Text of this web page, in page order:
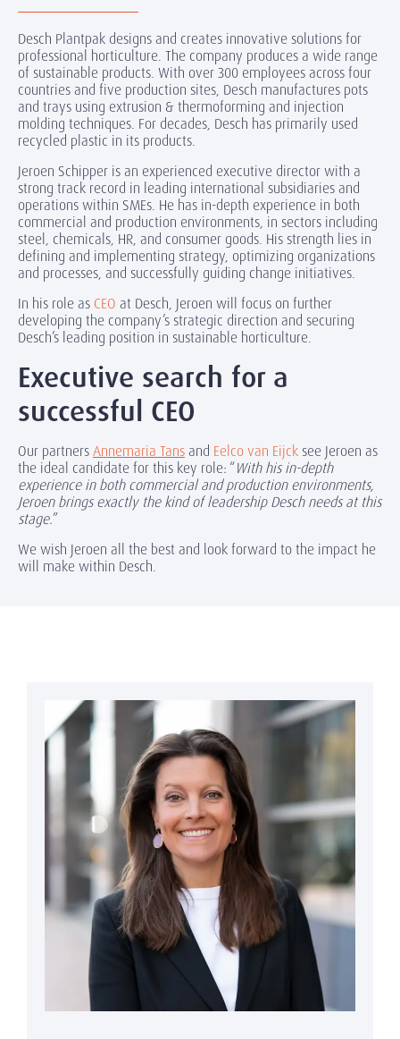
Desch Plantpak designs and creates innovative solutions for
professional horticulture. The company produces a wide range
of sustainable products. With over 300 employees across four
countries and five production sites, Desch manufactures pots
and trays using extrusion & thermoforming and injection
molding techniques. For decades, Desch has primarily used
recycled plastic in its products.
Jeroen Schipper is an experienced executive director with a
strong track record in leading international subsidiaries and
operations within SMEs. He has in-depth experience in both
commercial and production environments, in sectors including
steel, chemicals, HR, and consumer goods. His strength lies in
defining and implementing strategy, optimizing organizations
and processes, and successfully guiding change initiatives.
In his role as CEO at Desch, Jeroen will focus on further
developing the company’s strategic direction and securing
Desch’s leading position in sustainable horticulture.
Executive search for a
successful CEO
Our partnersAnnemaria Tansand Eelco van Eijck see Jeroen as
the ideal candidate for this key role: “With his in-depth
experience in both commercial and production environments,
Jeroen brings exactly the kind of leadership Desch needs at this
stage.”
We wish Jeroen all the best and look forward to the impact he
will make within Desch.